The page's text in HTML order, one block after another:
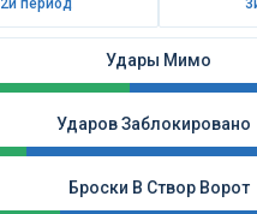
2й период
Удары Мимо
Ударов Заблокировано
Броски В Створ Ворот